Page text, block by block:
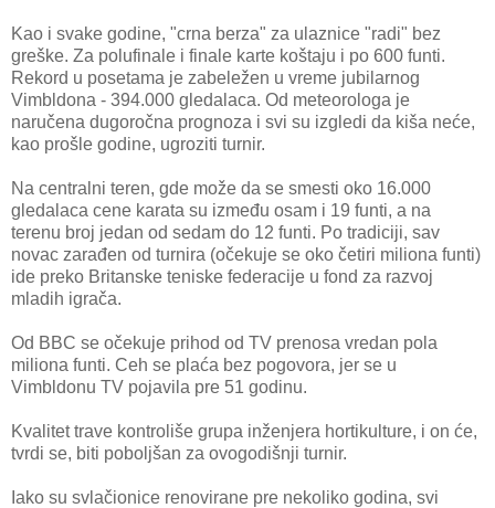
Kao i svake godine, "crna berza" za ulaznice "radi" bez
greške. Za polufinale i finale karte koštaju i po 600 funti.
Rekord u posetama je zabeležen u vreme jubilarnog
Vimbldona - 394.000 gledalaca. Od meteorologa je
naručena dugoročna prognoza i svi su izgledi da kiša neće,
kao prošle godine, ugroziti turnir.
Na centralni teren, gde može da se smesti oko 16.000
gledalaca cene karata su između osam i 19 funti, a na
terenu broj jedan od sedam do 12 funti. Po tradiciji, sav
novac zarađen od turnira (očekuje se oko četiri miliona funti)
ide preko Britanske teniske federacije u fond za razvoj
mladih igrača.
Od BBC se očekuje prihod od TV prenosa vredan pola
miliona funti. Ceh se plaća bez pogovora, jer se u
Vimbldonu TV pojavila pre 51 godinu.
Kvalitet trave kontroliše grupa inženjera hortikulture, i on će,
tvrdi se, biti poboljšan za ovogodišnji turnir.
Iako su svlačionice renovirane pre nekoliko godina, svi